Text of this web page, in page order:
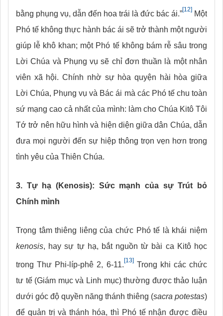
bằng phụng vụ, dẫn đến hoa trái là đức bác ái.”[12] Một
Phó tế không thực hành bác ái sẽ trở thành một người
giúp lễ khô khan; một Phó tế không bám rễ sâu trong
Lời Chúa và Phụng vụ sẽ chỉ đơn thuần là một nhân
viên xã hội. Chính nhờ sự hòa quyện hài hòa giữa
Lời Chúa, Phụng vụ và Bác ái mà các Phó tế chu toàn
sứ mạng cao cả nhất của mình: làm cho Chúa Kitô Tôi
Tớ trở nên hữu hình và hiện diện giữa dân Chúa, dẫn
đưa mọi người đến sự hiệp thông trọn vẹn hơn trong
tình yêu của Thiên Chúa.
3. Tự hạ (Kenosis): Sức mạnh của sự Trút bỏ
Chính mình
Trọng tâm thiêng liêng của chức Phó tế là khái niệm
kenosis, hay sự tự hạ, bắt nguồn từ bài ca Kitô học
trong Thư Phi-líp-phê 2, 6-11.[13]Trong khi các chức
tư tế (Giám mục và Linh mục) thường được thảo luận
dưới góc độ quyền năng thánh thiêng (sacra potestas)
để quản trị và thánh hóa, thì Phó tế nhận được điều